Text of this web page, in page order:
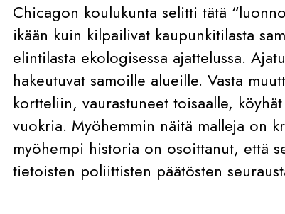
Chicagon koulukunta selitti tätä
ikään kuin kilpailivat kaupunkitilasta
elintilasta ekologisessa ajattelussa.
hakeutuvat samoille alueille. Vasta
kortteliin, vaurastuneet toisaalle,
vuokria. Myöhemmin näitä malleja on
myöhempi historia on osoittanut, että
tietoisten poliittisten päätösten